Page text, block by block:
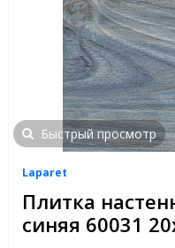
Быстрый просмотр
Laparet
Плитка
синяя 60031